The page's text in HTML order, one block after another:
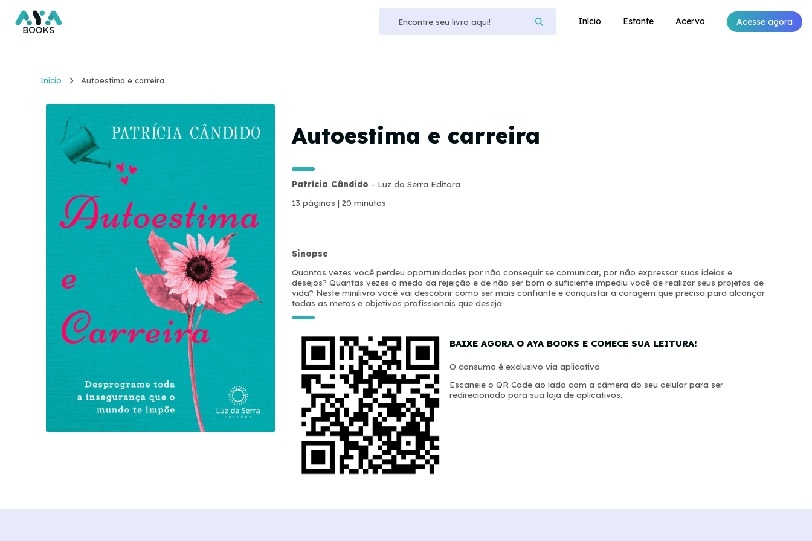
Início Estante Acervo Acesse agora
Início Autoestima e carreira
Autoestima e carreira
Patrícia Cândido - Luz da Serra Editora
13 páginas | 20 minutos
Sinopse
Quantas vezes você perdeu oportunidades por não conseguir se comunicar, por não expressar suas ideias e
desejos? Quantas vezes o medo da rejeição e de não ser bom o suficiente impediu você de realizar seus projetos de
vida? Neste minilivro você vai descobrir como ser mais confiante e conquistar a coragem que precisa para alcançar
todas as metas e objetivos profissionais que deseja.
BAIXE AGORA O AYA BOOKS E COMECE SUA LEITURA!
O consumo é exclusivo via aplicativo
Escaneie o QR Code ao lado com a câmera do seu celular para ser
redirecionado para sua loja de aplicativos.